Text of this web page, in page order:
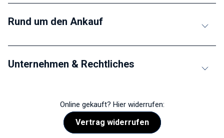
Rund um den Ankauf
Unternehmen & Rechtliches
Online gekauft? Hier widerrufen:
Vertrag widerrufen